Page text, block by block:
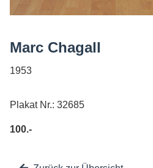
Marc Chagall
1953
Plakat Nr.: 32685
100.-